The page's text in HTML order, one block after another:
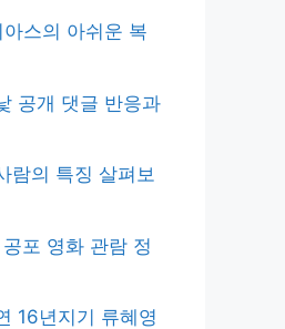
스의 아쉬운 복
공개 댓글 반응과
람의 특징 살펴보
포 영화 관람 정
16년지기 류혜영